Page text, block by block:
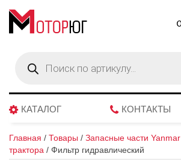
товаров
КАТАЛОГ КОНТАКТЫ
Главная / Товары / Запасные части Yanmar
трактора / Фильтр гидравлический